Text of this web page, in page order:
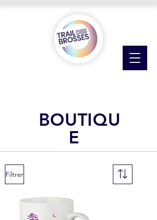
BOUTIQU
E
Filtrer